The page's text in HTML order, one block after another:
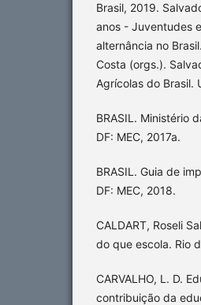
Brasil, 2019.
anos - Juventudes
alternância no
Costa (orgs.).
Agrícolas do Brasil.
BRASIL. Ministério
DF: MEC, 2017a.
BRASIL. Guia de
DF: MEC, 2018.
CALDART, Roseli
do que escola. Rio
CARVALHO, L. D.
contribuição da